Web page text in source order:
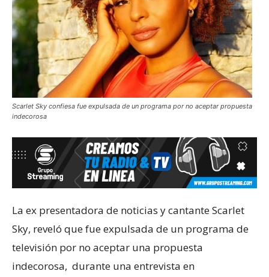
Scarlet Sky confiesa fue expulsada de un programa por no aceptar propuesta
indecorosa
La ex presentadora de noticias y cantante Scarlet
Sky, reveló que fue expulsada de un programa de
televisión por no aceptar una propuesta
indecorosa, durante una entrevista en